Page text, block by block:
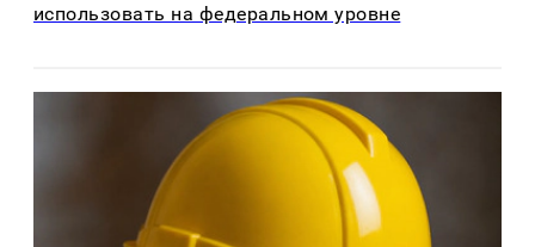
использовать на федеральном уровне